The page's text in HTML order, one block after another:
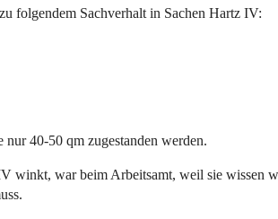
folgendem Sachverhalt in Sachen Hartz IV:
40-50 qm zugestanden werden.
winkt, war beim Arbeitsamt, weil sie wissen